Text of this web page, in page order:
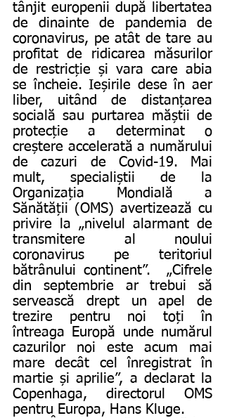
tânjit europenii după libertatea
de dinainte de pandemia de
coronavirus, pe atât de tare au
profitat de ridicarea măsurilor
de restricție și vara care abia
se încheie. Ieșirile dese în aer
liber, uitând de distanțarea
socială sau purtarea măștii de
protecție a determinat o
creștere accelerată a numărului
de cazuri de Covid-19. Mai
mult, specialiștii de la
Organizația Mondială a
Sănătății (OMS) avertizează cu
privire la „nivelul alarmant de
transmitere al noului
coronavirus pe teritoriul
bătrânului continent”.  „Cifrele
din septembrie ar trebui să
servească drept un apel de
trezire pentru noi toți în
întreaga Europă unde numărul
cazurilor noi este acum mai
mare decât cel înregistrat în
martie și aprilie”, a declarat la
Copenhaga, directorul OMS
pentru Europa, Hans Kluge.